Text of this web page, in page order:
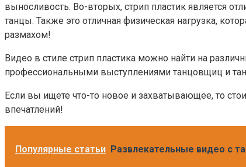
выносливость. Во-вторых, стрип пластик является
танцы. Также это отличная физическая нагрузка,
размахом!
Видео в стиле стрип пластика можно найти на
профессиональными выступлениями танцовщиц и
Если вы ищете что-то новое и захватывающее, то
впечатлений!
Популярные статьи Развлекательные видео с